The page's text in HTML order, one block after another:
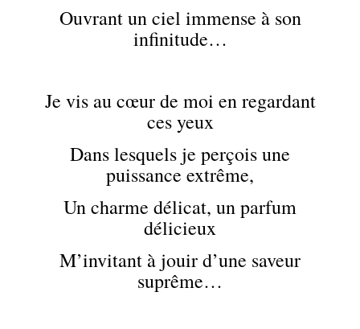
Ouvrant un ciel immense à son
infinitude…
Je vis au cœur de moi en regardant
ces yeux
Dans lesquels je perçois une
puissance extrême,
Un charme délicat, un parfum
délicieux
M’invitant à jouir d’une saveur
suprême…